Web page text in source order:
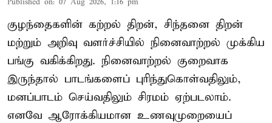
குழந்தைகளின் கற்றல் திறன், சிந்தனை திறன்
மற்றும் அறிவு வளர்ச்சியில் நினைவாற்றல் முக்கிய
பங்கு வகிக்கிறது. நினைவாற்றல் குறைவாக
இருந்தால் பாடங்களைப் புரிந்துகொள்வதிலும்,
மனப்பாடம் செய்வதிலும் சிரமம் ஏற்படலாம்.
எனவே ஆரோக்கியமான உணவுமுறையைப்